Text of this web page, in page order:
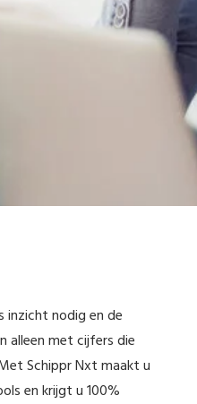
inzicht nodig en de
alleen met cijfers die
Schippr Nxt maakt u
en krijgt u 100%